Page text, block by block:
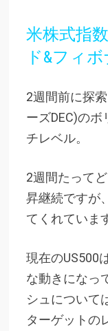
米株式指
ド&フィ
2週間前に探
ーズDEC)の
チレベル。
2週間たって
昇継続ですが
てくれていま
現在のUS500
な動きになっ
シュについて
ターゲットの